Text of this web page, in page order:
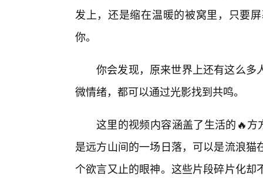
发上，还是缩在温暖的被窝里，只要
你。
你会发现，原来世界上还有这么多
微情绪，都可以通过光影找到共鸣。
这里的视频内容涵盖了生活的🔥方
是远方山间的一场日落，可以是流浪
个欲言又止的眼神。这些片段碎片化